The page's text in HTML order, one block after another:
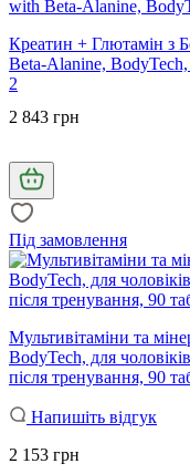
Креатин + Глютамін з
Beta-Alanine,
2
2 843 грн
Під замовлення
Мультивітаміни та
BodyTech, для
після тренування, 90
Напишіть відгук
2 153 грн